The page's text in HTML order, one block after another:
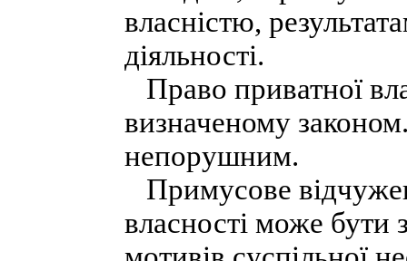
власністю,
діяльності.
Право приватної
визначеному
непорушним.
Примусове
власності може бути